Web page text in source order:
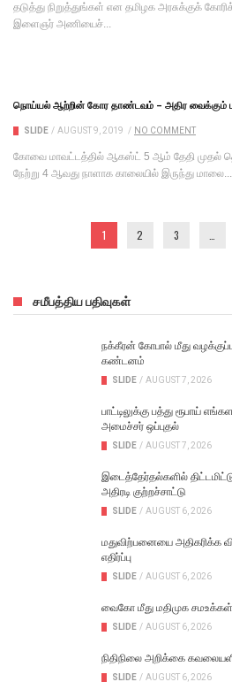
தடுத்து நிறுத்துங்கள் என தமிழக அரசுக்குக்
இளைஞர் அணியைச்...
நொய்யல் ஆற்றின் கோர தாண்டவம் – அதிர வைக்கும்
SLIDE / AUGUST 9, 2019 / NO COMMENT
கோவை மாவட்டத்தில் ஆகஸ்ட் 5 ஆம் தேதி முதல்
நேற்று 4 ஆவது நாளாக காலையில் இருந்து மாலை...
1 2 3
சமீபத்திய பதிவுகள்
நக்கீரன் கோபால் மீது
கண்டனம்
SLIDE / AUGUST 7, 2026
பாட்டிலுக்கு பத்து ரூபாய்
அமைச்சர் ஒப்புதல்
SLIDE / AUGUST 7, 2026
இடைத்தேர்தல்களில்
அதிரடி குற்றச்சாட்டு
SLIDE / AUGUST 6, 2026
மதுவிற்பனையை அதிகரிக்க
எதிர்ப்பு
SLIDE / AUGUST 6, 2026
வைகோ மீது மதிமுக சமஉக்கள்
SLIDE / AUGUST 6, 2026
நிதிநிலை அறிக்கை
SLIDE / AUGUST 6, 2026